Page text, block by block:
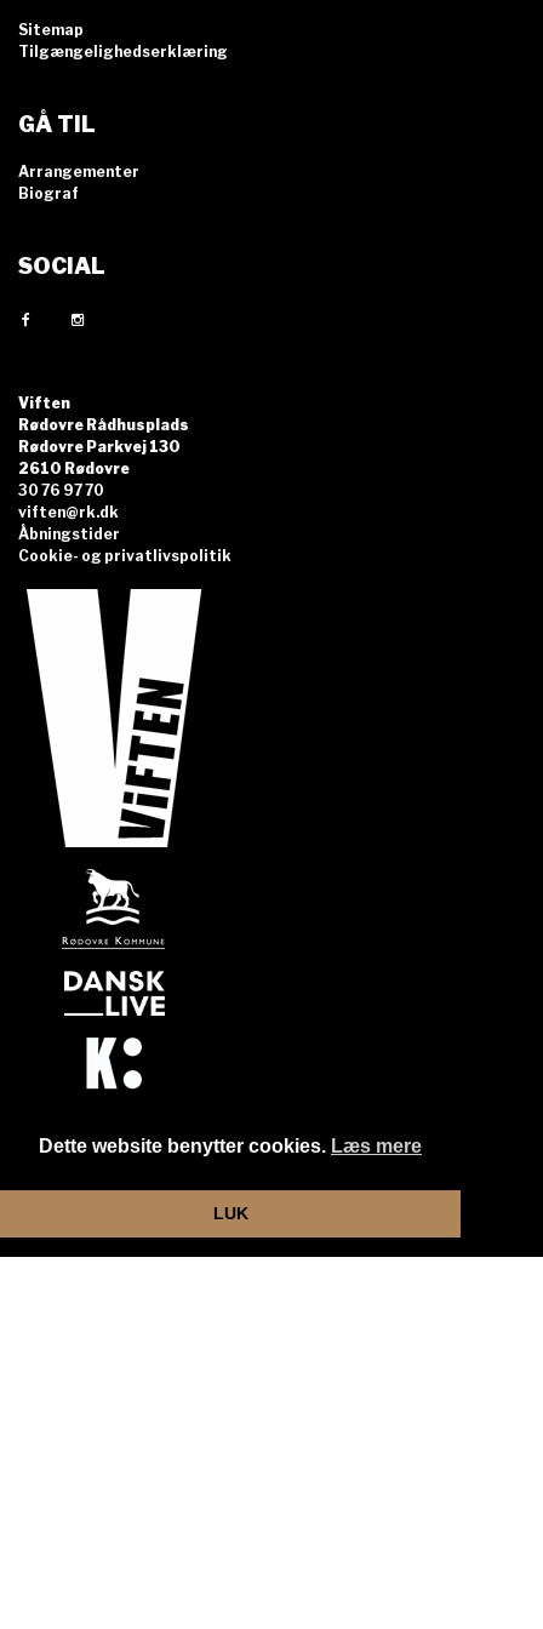
Dette website benytter cookies. Læs mere
LUK
Sitemap
Tilgængelighedserklæring
GÅ TIL
Arrangementer
Biograf
SOCIAL
Viften
Rødovre Rådhusplads
Rødovre Parkvej 130
2610 Rødovre
30 76 97 70
viften@rk.dk
Åbningstider
Cookie- og privatlivspolitik